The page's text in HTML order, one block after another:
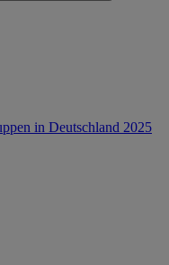
in Deutschland 2025